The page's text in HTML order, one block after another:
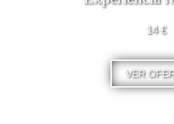
14 €
VER